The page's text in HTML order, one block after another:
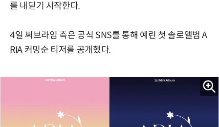
를 내딛기 시작한다.
4일 써브라임 측은 공식 SNS를 통해 예린 첫 솔로앨범 A
RIA 커밍순 티저를 공개했다.